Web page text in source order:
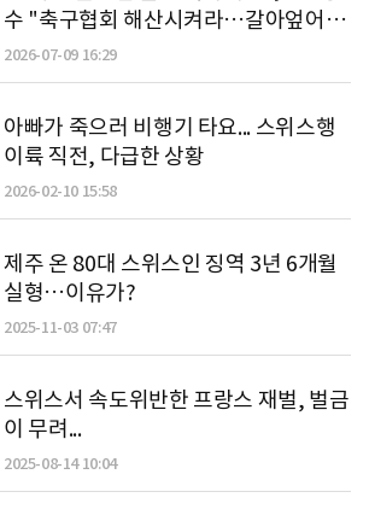
수 "축구협회 해산시켜라…갈아엎어
야"
2026-07-09 16:29
아빠가 죽으러 비행기 타요... 스위스행
이륙 직전, 다급한 상황
2026-02-10 15:58
제주 온 80대 스위스인 징역 3년 6개월
실형…이유가?
2025-11-03 07:47
스위스서 속도위반한 프랑스 재벌, 벌금
이 무려...
2025-08-14 10:04